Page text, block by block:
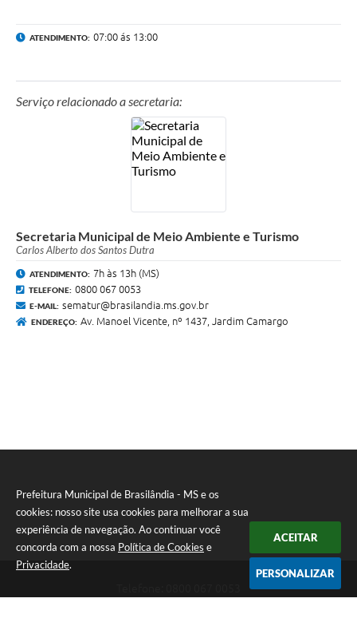
Prefeitura Municipal de Brasilândia - MS e os
cookies: nosso site usa cookies para melhorar a sua
experiência de navegação. Ao continuar você
concorda com a nossa Política de Cookies e
Privacidade.
ACEITAR
PERSONALIZAR
ATENDIMENTO: 07:00 ás 13:00
Serviço relacionado a secretaria:
Secretaria Municipal de Meio Ambiente e Turismo
Carlos Alberto dos Santos Dutra
ATENDIMENTO: 7h às 13h (MS)
TELEFONE: 0800 067 0053
E-MAIL: sematur@brasilandia.ms.gov.br
ENDEREÇO: Av. Manoel Vicente, nº 1437, Jardim Camargo